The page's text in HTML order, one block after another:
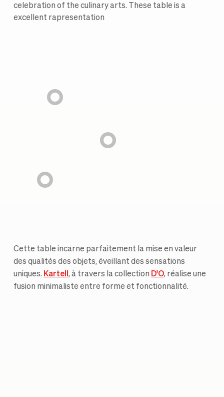
celebration of the culinary arts. These table is a
excellent rapresentation
Cette table incarne parfaitement la mise en valeur
des qualités des objets, éveillant des sensations
uniques. Kartell , à travers la collection D'O, réalise une
fusion minimaliste entre forme et fonctionnalité.